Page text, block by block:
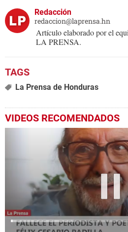
Redacción
redaccion@laprensa.hn
Artículo elaborado por el
LA PRENSA.
La Prensa de Honduras
VIDEOS RECOMENDADOS